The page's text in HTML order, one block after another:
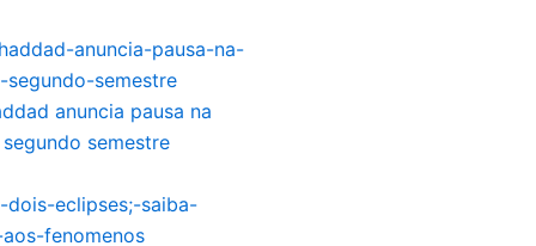
anuncia pausa na
semestre